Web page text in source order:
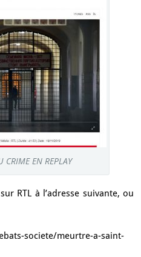
L’H
E
U
R
E
D
U
C
R
M
CRIME EN REPLAY
RTL à l’adresse suivante, ou
societe/meurtre-a-saint-